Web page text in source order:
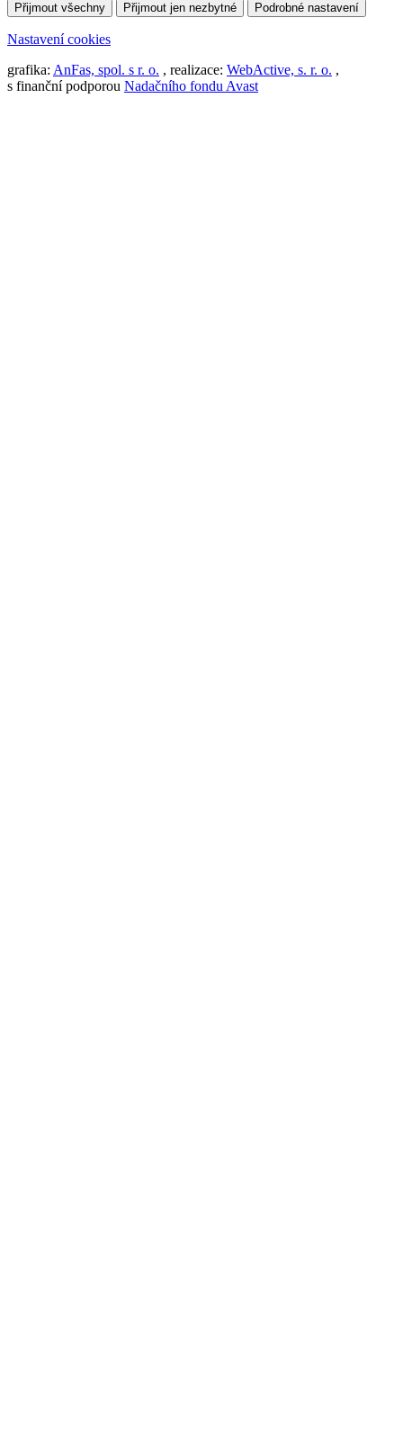
Přijmout všechny Přijmout jen nezbytné Podrobné nastavení
Nastavení cookies
grafika: AnFas, spol. s r. o. , realizace: WebActive, s. r. o. ,
s finanční podporou Nadačního fondu Avast